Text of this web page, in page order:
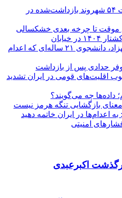
زندان اردبیل؛ احراز هویت ۵۴ شهروند بازداشت‌شده در
موقت تا چرخه بعدی خشکسالی
پرونده‌سازی برای امید بهزاد، دانشجوی ۲۱ ساله‌ای که اعدام
حدادی پس از بازداشت
اقلیت‌های قومی در ایران تشدید
داده‌ها چه می‌گویند؟
معنای بازگشایی تنگه هرمز نیست
اعدام‌ها در ایران خاتمه دهید
امنیتی
اکبرعبدی